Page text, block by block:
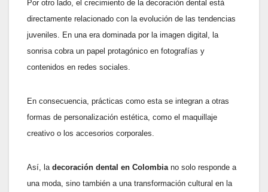
Por otro lado, el crecimiento de la decoración dental está
directamente relacionado con la evolución de las tendencias
juveniles. En una era dominada por la imagen digital, la
sonrisa cobra un papel protagónico en fotografías y
contenidos en redes sociales.
En consecuencia, prácticas como esta se integran a otras
formas de personalización estética, como el maquillaje
creativo o los accesorios corporales.
Así, la decoración dental en Colombiano solo responde a
una moda, sino también a una transformación cultural en la